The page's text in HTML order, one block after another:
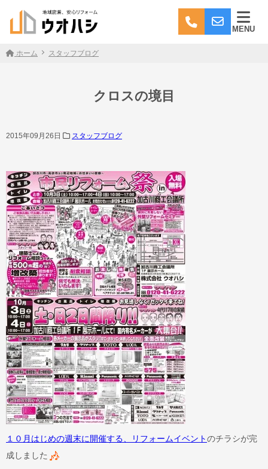
MENU
ホーム スタッフブログ
クロスの境目
2015年09月26日 スタッフブログ
１０月はじめの週末に開催する、リフォームイベントのチラシが完
成しました